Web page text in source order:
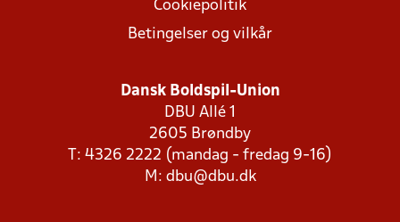
Cookiepolitik
Betingelser og vilkår
Dansk Boldspil-Union
DBU Allé 1
2605 Brøndby
T: 4326 2222 (mandag - fredag 9-16)
M: dbu@dbu.dk